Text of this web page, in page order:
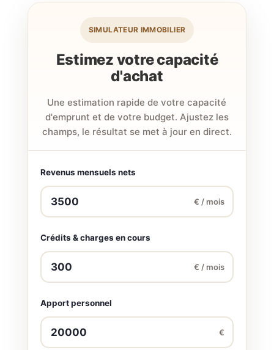
SIMULATEUR IMMOBILIER
Estimez votre capacité
d'achat
Une estimation rapide de votre capacité
d'emprunt et de votre budget. Ajustez les
champs, le résultat se met à jour en direct.
Revenus mensuels nets
€ / mois
Crédits & charges en cours
€ / mois
Apport personnel
€